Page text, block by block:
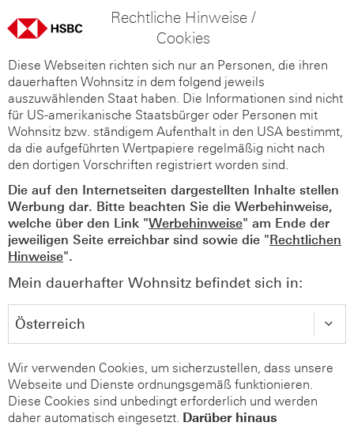
Rechtliche Hinweise /
Cookies
Diese Webseiten richten sich nur an Personen, die ihren
dauerhaften Wohnsitz in dem folgend jeweils
auszuwählenden Staat haben. Die Informationen sind nicht
für US-amerikanische Staatsbürger oder Personen mit
Wohnsitz bzw. ständigem Aufenthalt in den USA bestimmt,
da die aufgeführten Wertpapiere regelmäßig nicht nach
den dortigen Vorschriften registriert worden sind.
Die auf den Internetseiten dargestellten Inhalte stellen
Werbung dar. Bitte beachten Sie die Werbehinweise,
welche über den Link "Werbehinweise" am Ende der
jeweiligen Seite erreichbar sind sowie die "Rechtlichen
Hinweise".
Mein dauerhafter Wohnsitz befindet sich in:
Wir verwenden Cookies, um sicherzustellen, dass unsere
Webseite und Dienste ordnungsgemäß funktionieren.
Diese Cookies sind unbedingt erforderlich und werden
daher automatisch eingesetzt. Darüber hinaus